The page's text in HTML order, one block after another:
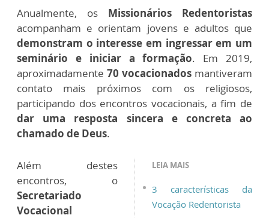
Anualmente, os Missionários Redentoristas
acompanham e orientam jovens e adultos que
demonstram o interesse em ingressar em um
seminário e iniciar a formação. Em 2019,
aproximadamente 70 vocacionados mantiveram
contato mais próximos com os religiosos,
participando dos encontros vocacionais, a fim de
dar uma resposta sincera e concreta ao
chamado de Deus.
LEIA MAIS
3 características da
Vocação Redentorista
Além destes
encontros, o
Secretariado
Vocacional